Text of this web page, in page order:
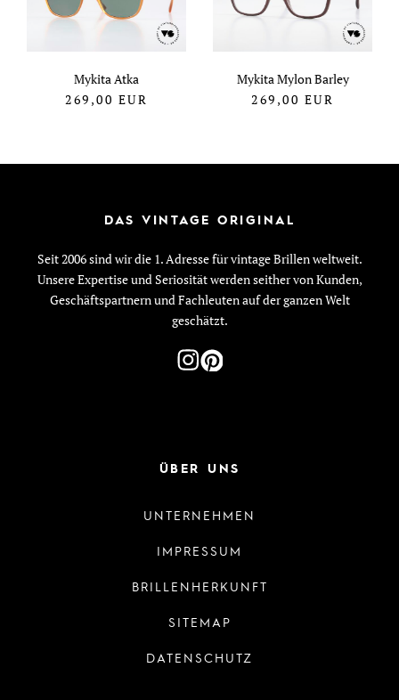
Mykita Atka
269,00 EUR
Mykita Mylon Barley
269,00 EUR
DAS VINTAGE ORIGINAL
Seit 2006 sind wir die 1. Adresse für vintage Brillen weltweit.
Unsere Expertise und Seriosität werden seither von Kunden,
Geschäftspartnern und Fachleuten auf der ganzen Welt
geschätzt.
ÜBER UNS
UNTERNEHMEN
IMPRESSUM
BRILLENHERKUNFT
SITEMAP
DATENSCHUTZ